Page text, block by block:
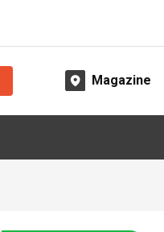
Magazine